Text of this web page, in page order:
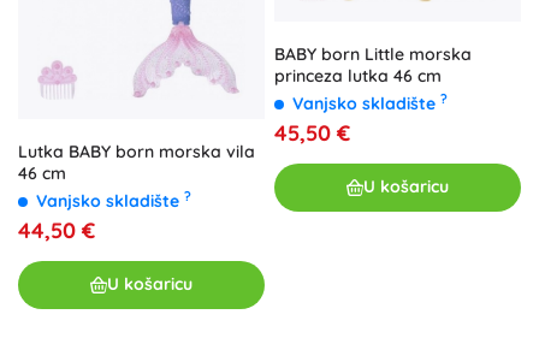
Lutka BABY born morska vila
46 cm
Vanjsko skladište ?
44,50 €
U košaricu
BABY born Little morska
princeza lutka 46 cm
Vanjsko skladište ?
45,50 €
U košaricu